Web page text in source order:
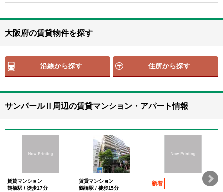
大阪府の賃貸物件を探す
沿線から探す 住所から探す
サンパールⅡ周辺の賃貸マンション・アパート情報
賃貸マンション
鶴橋駅 / 徒歩17分
賃貸マンション
鶴橋駅 / 徒歩15分
新着